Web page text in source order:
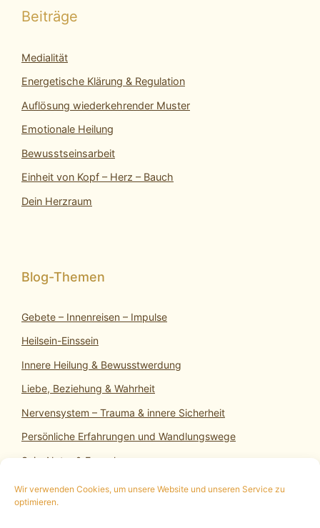
Wir verwenden Cookies, um unsere Website und unseren Service zu
optimieren.
Beiträge
Medialität
Energetische Klärung & Regulation
Auflösung wiederkehrender Muster
Emotionale Heilung
Bewusstseinsarbeit
Einheit von Kopf – Herz – Bauch
Dein Herzraum
Gebete – Innenreisen – Impulse
Heilsein-Einssein
Innere Heilung & Bewusstwerdung
Liebe, Beziehung & Wahrheit
Nervensystem – Trauma & innere Sicherheit
Persönliche Erfahrungen und Wandlungswege
SeinsNatur & Erwachen